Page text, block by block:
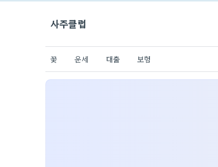
사주클럽
꽃 운세 대출 보험